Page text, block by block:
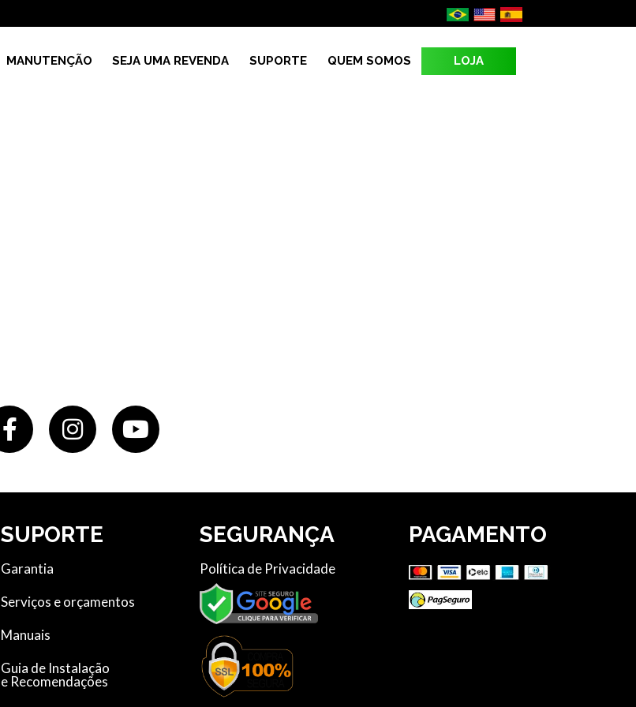
MANUTENÇÃO SEJA UMA REVENDA SUPORTE QUEM SOMOS LOJA
SUPORTE
Garantia
Serviços e orçamentos
Manuais
Guia de Instalação
e Recomendações
SEGURANÇA
Política de Privacidade
PAGAMENTO